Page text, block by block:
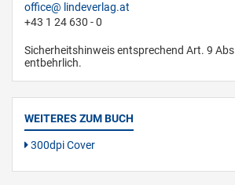
office
lindeverlag.at
+43 1 24 630 - 0
Sicherheitshinweis entsprechend Art. 9
entbehrlich.
WEITERES ZUM BUCH
300dpi Cover